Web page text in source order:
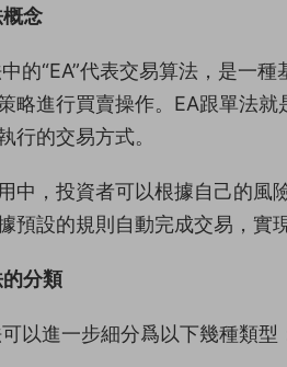
念
的“EA”代表交易算法，是一
略進行買賣操作。EA跟單法
行的交易方式。
中，投資者可以根據自己的風
預設的規則自動完成交易，實
分類
以進一步細分爲以下幾種類型